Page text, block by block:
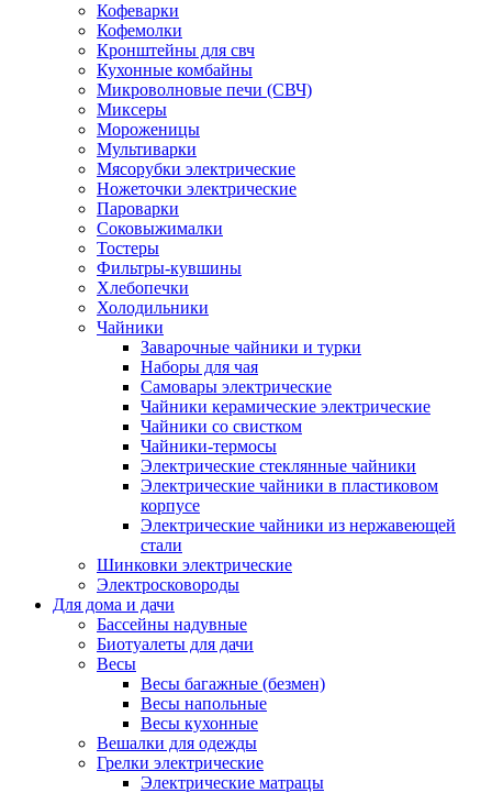
Кофеварки
Кофемолки
Кронштейны для свч
Кухонные комбайны
Микроволновые печи (СВЧ)
Миксеры
Мороженицы
Мультиварки
Мясорубки электрические
Ножеточки электрические
Пароварки
Соковыжималки
Тостеры
Фильтры-кувшины
Хлебопечки
Холодильники
Чайники
Заварочные чайники и турки
Наборы для чая
Самовары электрические
Чайники керамические электрические
Чайники со свистком
Чайники-термосы
Электрические стеклянные чайники
Электрические чайники в пластиковом
корпусе
Электрические чайники из нержавеющей
стали
Шинковки электрические
Электросковороды
Для дома и дачи
Бассейны надувные
Биотуалеты для дачи
Весы
Весы багажные (безмен)
Весы напольные
Весы кухонные
Вешалки для одежды
Грелки электрические
Электрические матрацы